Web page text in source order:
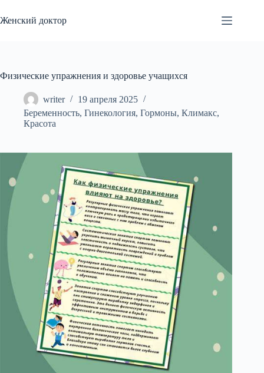
к
сути
Женский доктор
Физические упражнения и здоровье учащихся
writer
19 апреля 2025
Беременность, Гинекология, Гормоны, Климакс,
Красота